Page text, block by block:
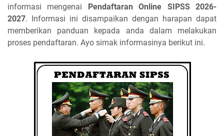
informasi mengenai Pendaftaran Online SIPSS 2026-
2027. Informasi ini disampaikan dengan harapan dapat
memberikan panduan kepada anda dalam melakukan
proses pendaftaran. Ayo simak informasinya berikut ini.